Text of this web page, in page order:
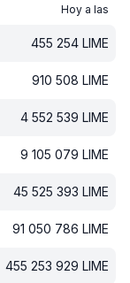
Hoy a las
455 254 LIME
910 508 LIME
4 552 539 LIME
9 105 079 LIME
45 525 393 LIME
91 050 786 LIME
455 253 929 LIME